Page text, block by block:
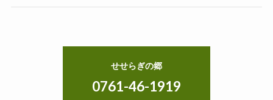
せせらぎの郷
0761-46-1919